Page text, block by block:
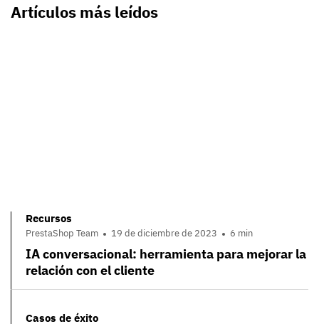
Artículos más leídos
Recursos
PrestaShop Team 19 de diciembre de 2023 6 min
IA conversacional: herramienta para mejorar la
relación con el cliente
Casos de éxito